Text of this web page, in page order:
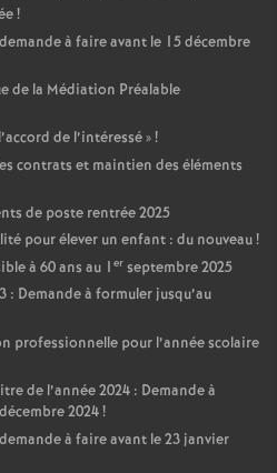
!
à faire avant le 15 décembre
de la Médiation Préalable
de l’intéressé»!
contrats et maintien des éléments
de poste rentrée 2025
pour élever un enfant : du nouveau!
à 60 ans au 1 er septembre 2025
Demande à formuler jusqu’au
professionnelle pour l’année scolaire
de l’année 2024 : Demande à
2024!
à faire avant le 23 janvier